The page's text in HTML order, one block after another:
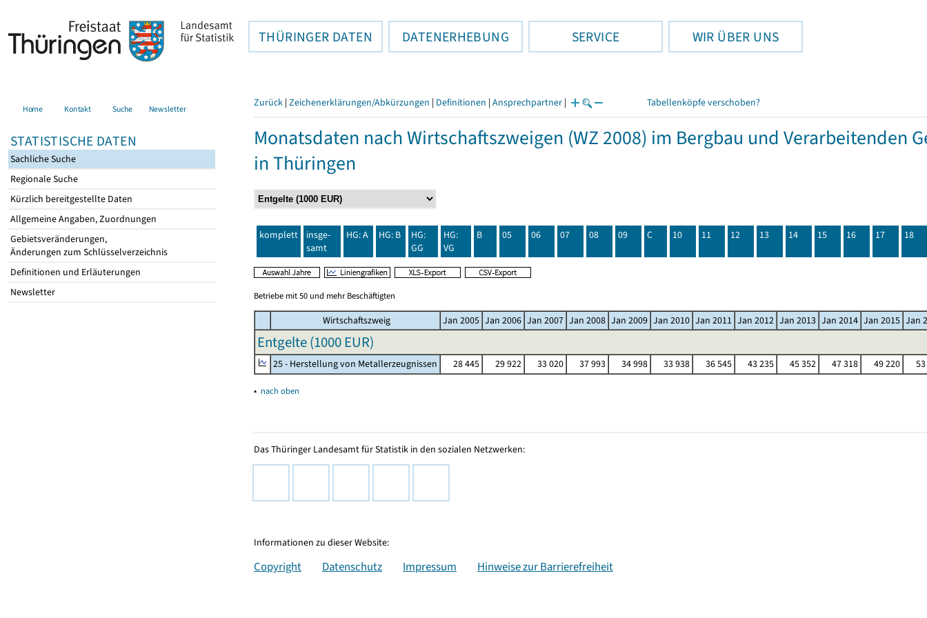
THÜRINGER DATEN DATENERHEBUNG SERVICE WIR ÜBER UNS
Home Kontakt Suche Newsletter
STATISTISCHE DATEN
Sachliche Suche
Regionale Suche
Kürzlich bereitgestellte Daten
Allgemeine Angaben, Zuordnungen
Gebietsveränderungen,
Änderungen zum Schlüsselverzeichnis
Definitionen und Erläuterungen
Newsletter
Zurück | Zeichenerklärungen/Abkürzungen | Definitionen | Ansprechpartner | Tabellenköpfe verschoben?
Monatsdaten nach Wirtschaftszweigen (WZ 2008) im Bergbau und Verarbeitenden
in Thüringen
komplett
insge-
samt
HG: A HG: B
HG:
GG
HG:
VG
B 05 06 07 08 09 C 10 11 12 13 14 15 16 17 18
Betriebe mit 50 und mehr Beschäftigten
Wirtschaftszweig Jan 2005 Jan 2006 Jan 2007 Jan 2008 Jan 2009 Jan 2010 Jan 2011 Jan 2012 Jan 2013 Jan 2014 Jan 2015 Jan
Entgelte (1000 EUR)
25 - Herstellung von Metallerzeugnissen 28 445 29 922 33 020 37 993 34 998 33 938 36 545 43 235 45 352 47 318 49 220
▴ nach oben
Das Thüringer Landesamt für Statistik in den sozialen Netzwerken:
Informationen zu dieser Website:
Copyright Datenschutz Impressum Hinweise zur Barrierefreiheit